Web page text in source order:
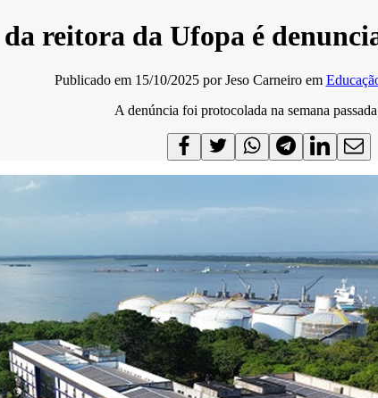
reitora da Ufopa é
Publicado em 15/10/2025 porJeso Carneiro em
A denúncia foi protocolada na semana